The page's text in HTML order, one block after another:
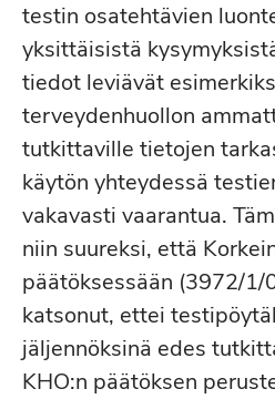
testin osatehtävien
yksittäisistä
tiedot leviävät
terveydenhuollon
tutkittaville tietojen
käytön yhteydessä
vakavasti vaarantua.
niin suureksi, että
päätöksessään (3972/1/
katsonut, ettei
jäljennöksinä edes
KHO:n päätöksen